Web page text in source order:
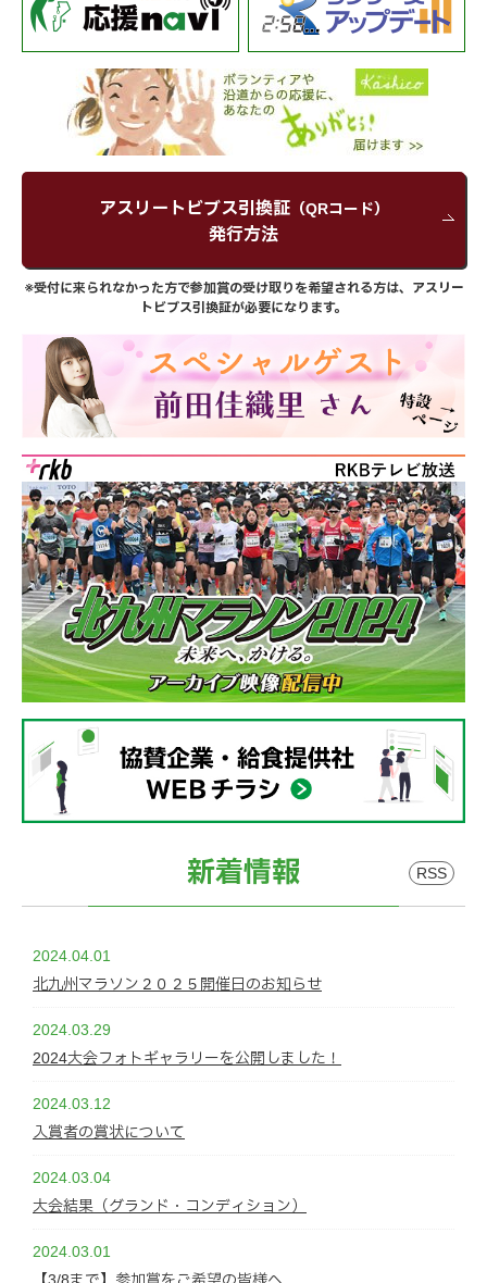
アスリートビブス引換証（QRコード）
発行方法
※受付に来られなかった方で参加賞の受け取りを希望される方は、アスリー
トビブス引換証が必要になります。
新着情報 RSS
2024.04.01
北九州マラソン２０２５開催日のお知らせ
2024.03.29
2024大会フォトギャラリーを公開しました！
2024.03.12
入賞者の賞状について
2024.03.04
大会結果（グランド・コンディション）
2024.03.01